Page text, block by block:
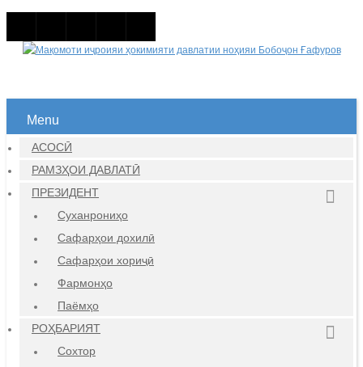
Menu
АСОСӢ
РАМЗҲОИ ДАВЛАТӢ
ПРЕЗИДЕНТ
Суханрониҳо
Сафарҳои дохилӣ
Сафарҳои хориҷӣ
Фармонҳо
Паёмҳо
РОҲБАРИЯТ
Сохтор